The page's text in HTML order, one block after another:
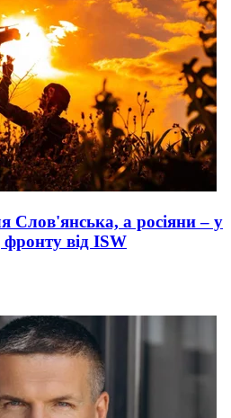
Слов'янська, а росіяни – у
фронту від ISW